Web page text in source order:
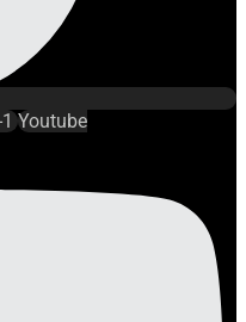
Youtube